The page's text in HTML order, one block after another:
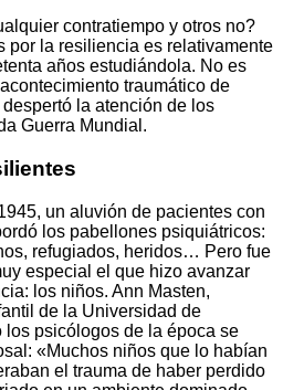
contratiempo y otros no?
por la resiliencia es relativamente
años estudiándola. No es
traumático de
la atención de los
Guerra Mundial.
un aluvión de pacientes con
los pabellones psiquiátricos:
refugiados, heridos… Pero fue
especial el que hizo avanzar
los niños. Ann Masten,
de la Universidad de
los psicólogos de la época se
«Muchos niños que lo habían
el trauma de haber perdido